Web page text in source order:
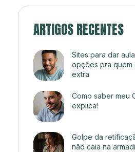
ARTIGOS RECENTES
Sites para dar
opções pra quem
extra
Como saber meu
explica!
Golpe da
não caia na